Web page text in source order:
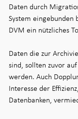
Daten durch
System eingebunden
DVM ein nützliches
Daten die zur
sind, sollten zuvor
werden. Auch
Interesse der
Datenbanken,